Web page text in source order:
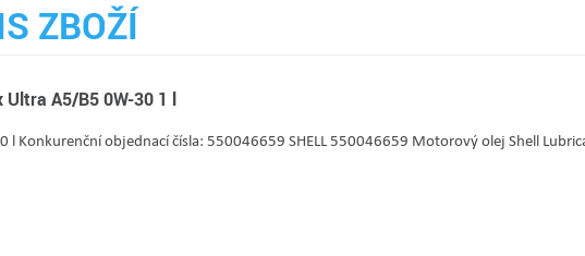
ZBOŽÍ
Ultra A5/B5 0W-30 1 l
l Konkurenční objednací čísla: 550046659 SHELL 550046659 Motorový olej Shell